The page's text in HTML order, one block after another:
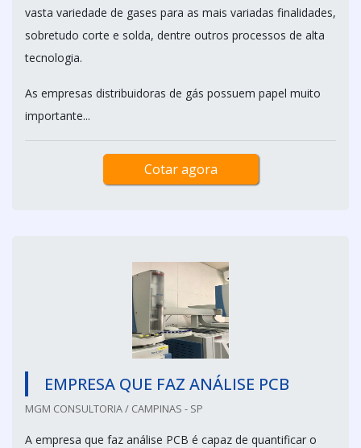
vasta variedade de gases para as mais variadas finalidades,
sobretudo corte e solda, dentre outros processos de alta
tecnologia.
As empresas distribuidoras de gás possuem papel muito
importante...
Cotar agora
EMPRESA QUE FAZ ANÁLISE PCB
MGM CONSULTORIA / CAMPINAS - SP
A empresa que faz análise PCB é capaz de quantificar o